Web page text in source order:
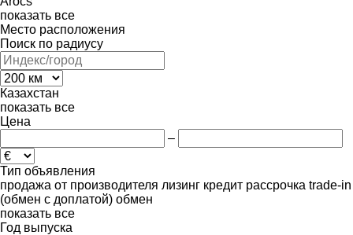
показать все
Место расположения
Поиск по радиусу
Казахстан
показать все
Цена
–
Тип объявления
продажа от производителя лизинг кредит рассрочка trade-in
(обмен с доплатой) обмен
показать все
Год выпуска